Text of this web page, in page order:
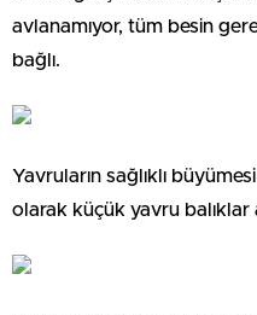
avlanamıyor, tüm besin
bağlı.
Yavruların sağlıklı
olarak küçük yavru balıklar